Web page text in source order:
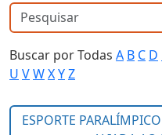
Buscar por Todas A B C D
U VWXYZ